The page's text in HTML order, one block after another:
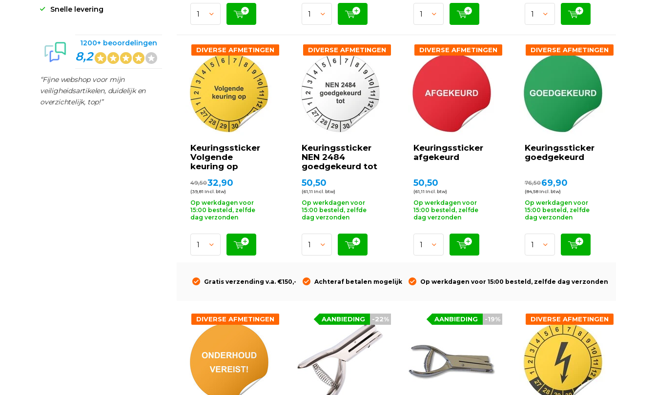
Keuringssticker
Volgende
keuring op
DIVERSE AFMETINGEN
49,5032,90
(39,81 Incl. btw)
Op werkdagen voor
15:00 besteld, zelfde
dag verzonden
Keuringssticker
NEN 2484
goedgekeurd tot
DIVERSE AFMETINGEN
50,50
(61,11 Incl. btw)
Op werkdagen voor
15:00 besteld, zelfde
dag verzonden
Keuringssticker
afgekeurd
DIVERSE AFMETINGEN
50,50
(61,11 Incl. btw)
Op werkdagen voor
15:00 besteld, zelfde
dag verzonden
Keuringssticker
goedgekeurd
DIVERSE AFMETINGEN
76,5069,90
(84,58 Incl. btw)
Op werkdagen voor
15:00 besteld, zelfde
dag verzonden
Gratis verzending v.a. €150,- Achteraf betalen mogelijk Op werkdagen voor 15:00 besteld, zelfde dag verzonden
DIVERSE AFMETINGEN -22%
AANBIEDING -19%
AANBIEDING DIVERSE AFMETINGEN
Snelle levering
8,2
1200+ beoordelingen
“Fijne webshop voor mijn
veiligheidsartikelen, duidelijk en
overzichtelijk, top!”